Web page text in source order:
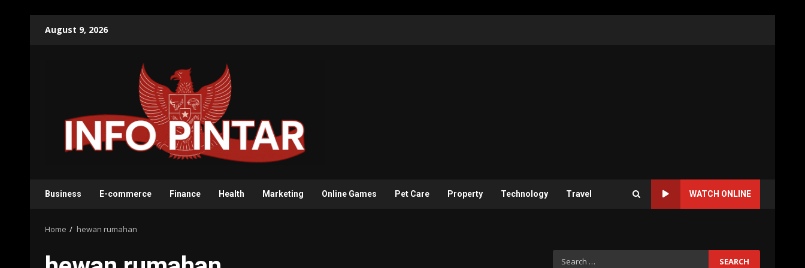
August 9, 2026
Business E-commerce Finance Health Marketing Online Games Pet Care Property Technology Travel WATCH ONLINE
Home hewan rumahan
Search